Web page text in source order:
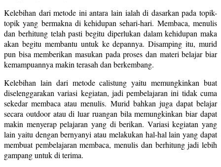
Kelebihan dari metode ini antara lain ialah di dasarkan pada topik-
topik yang bermakna di kehidupan sehari-hari. Membaca, menulis
dan berhitung telah pasti begitu diperlukan dalam kehidupan maka
akan begitu membantu untuk ke depannya. Disamping itu, murid
pun bisa memberikan masukan pada proses dan materi belajar biar
kemampuannya makin terasah dan berkembang.
Kelebihan lain dari metode calistung yaitu memungkinkan buat
diselenggarakan variasi kegiatan, jadi pembelajaran ini tidak cuma
sekedar membaca atau menulis. Murid bahkan juga dapat belajar
secara outdoor atau di luar ruangan bila memungkinkan biar dapat
makin menyerap pelajaran yang di berikan. Variasi kegiatan yang
lain yaitu dengan bernyanyi atau melakukan hal-hal lain yang dapat
membuat pembelajaran membaca, menulis dan berhitung jadi lebih
gampang untuk di terima.